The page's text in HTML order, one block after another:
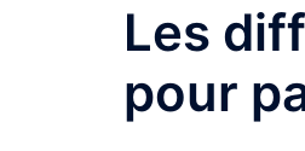
Les
pour